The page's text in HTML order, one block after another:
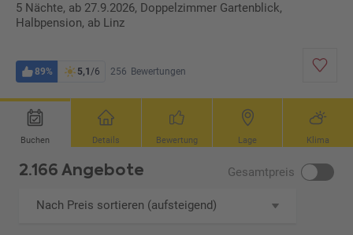
5 Nächte, ab 27.9.2026, Doppelzimmer Gartenblick,
Halbpension, ab Linz
89% 5,1 /6 256 Bewertungen
Buchen Details Bewertung Lage Klima
2.166 Angebote Gesamtpreis
Nach Preis sortieren (aufsteigend)